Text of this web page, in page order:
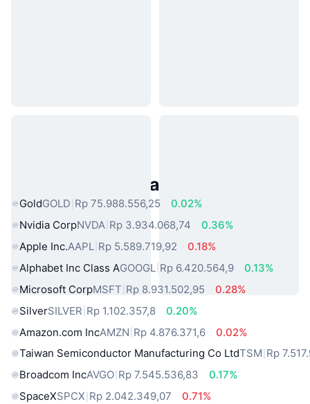
Aset Dunia Nyata Populer
GoldGOLD Rp 75.988.556,25
0.02%
Nvidia CorpNVDA Rp 3.934.068,74
0.36%
Apple Inc.AAPL Rp 5.589.719,92
0.18%
Alphabet Inc Class AGOOGL Rp 6.420.564,9
0.13%
Microsoft CorpMSFT Rp 8.931.502,95
0.28%
SilverSILVER Rp 1.102.357,8
0.20%
Amazon.com IncAMZN Rp 4.876.371,6
0.02%
Taiwan Semiconductor Manufacturing Co LtdTSM Rp
Broadcom IncAVGO Rp 7.545.536,83
0.17%
SpaceXSPCX Rp 2.042.349,07
0.71%